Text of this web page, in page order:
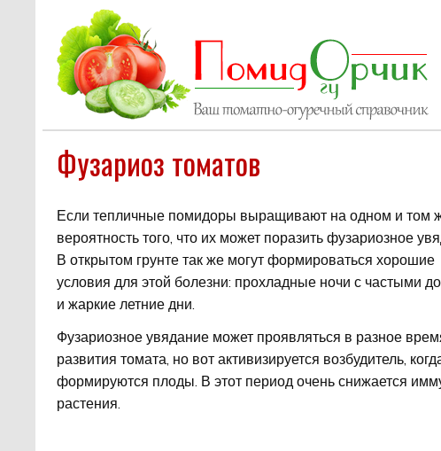
Фузариоз томатов
Если тепличные помидоры выращивают на одном и том
вероятность того, что их может поразить фузариозное
В открытом грунте так же могут формироваться хорошие
условия для этой болезни: прохладные ночи с частыми
и жаркие летние дни.
Фузариозное увядание может проявляться в разное
развития томата, но вот активизируется возбудитель,
формируются плоды. В этот период очень снижается
растения.